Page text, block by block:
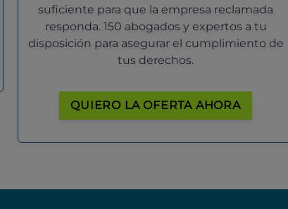
suficiente para que la empresa reclamada
responda. 150 abogados y expertos a tu
disposición para asegurar el cumplimiento de
tus derechos.
QUIERO LA OFERTA AHORA